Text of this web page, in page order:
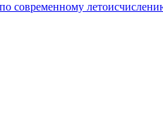
современному